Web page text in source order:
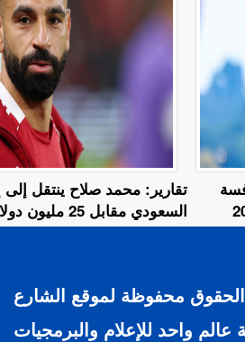
تقارير: محمد صلاح ينتقل إلى
السعودي مقابل 25 مليون دولار
محفوظة لموقع الشارع
واحد للإعلام والبرمجيات